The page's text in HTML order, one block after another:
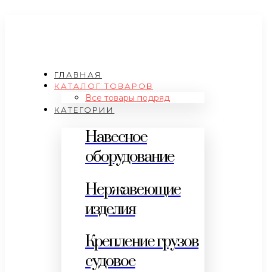
ГЛАВНАЯ
КАТАЛОГ ТОВАРОВ
Все товары подряд
КАТЕГОРИИ
Навесное
оборудование
Нержавеющие
изделия
Крепление грузов
судовое